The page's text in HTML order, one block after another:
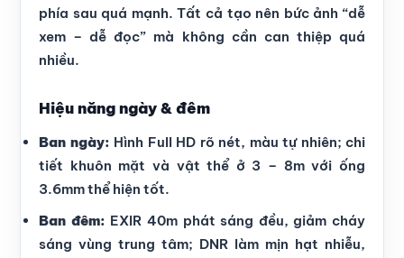
phía sau quá mạnh. Tất cả tạo nên bức ảnh “dễ
xem – dễ đọc” mà không cần can thiệp quá
nhiều.
Hiệu năng ngày & đêm
Ban ngày: Hình Full HD rõ nét, màu tự nhiên; chi
tiết khuôn mặt và vật thể ở 3 – 8m với ống
3.6mm thể hiện tốt.
Ban đêm: EXIR 40m phát sáng đều, giảm cháy
sáng vùng trung tâm; DNR làm mịn hạt nhiễu,